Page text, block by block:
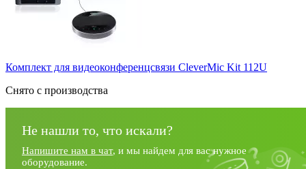
Комплект для видеоконференцсвязи CleverMic Kit 112U
Снято с производства
Не нашли то, что искали?
Напишите нам в чат, и мы найдем для вас нужное
оборудование.